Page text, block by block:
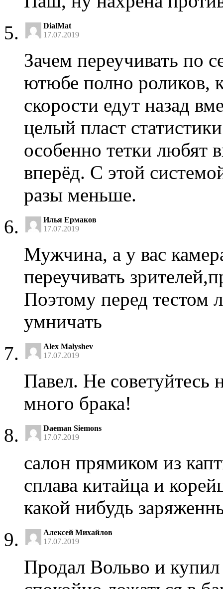
DialMat
17.07.2019
Зачем переучивать по
ютюбе полно роликов,
скорости едут назад
целый пласт
особенно тетки любят
вперёд. С этой
разы меньше.
Илья Ермаков
17.07.2019
Мужчина, а у вас
переучивать
Поэтому перед тестом
умничать
Alex Malyshev
17.07.2019
Павел. Не
много брака!
Daeman Siemons
17.07.2019
салон прямиком из
сплава китайца и
какой нибудь
Алексей Михайлов
17.07.2019
Продал Вольво и